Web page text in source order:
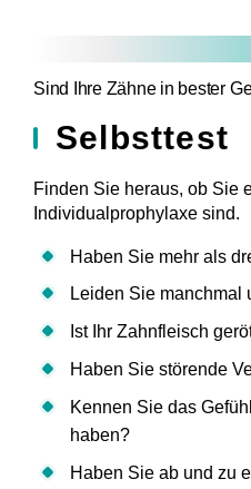
Sind Ihre Zähne in bester
Selbsttest
Finden Sie heraus, ob Sie
Individualprophylaxe sind.
Haben Sie mehr als
Leiden Sie manchmal
Ist Ihr Zahnfleisch
Haben Sie störende
Kennen Sie das
haben?
Haben Sie ab und zu